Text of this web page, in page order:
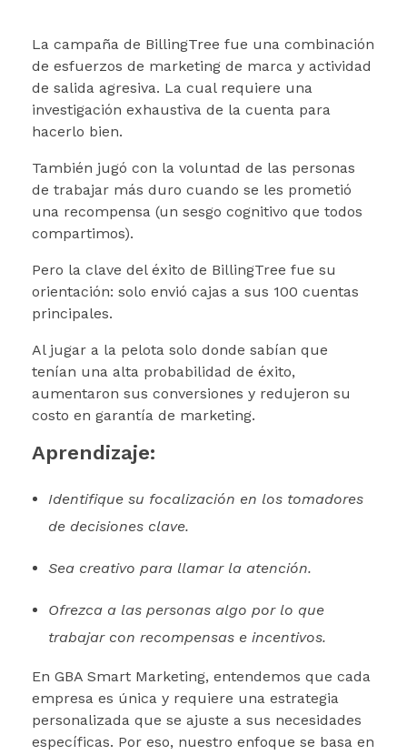
La campaña de BillingTree fue una combinación
de esfuerzos de marketing de marca y actividad
de salida agresiva. La cual requiere una
investigación exhaustiva de la cuenta para
hacerlo bien.
También jugó con la voluntad de las personas
de trabajar más duro cuando se les prometió
una recompensa (un sesgo cognitivo que todos
compartimos).
Pero la clave del éxito de BillingTree fue su
orientación: solo envió cajas a sus 100 cuentas
principales.
Al jugar a la pelota solo donde sabían que
tenían una alta probabilidad de éxito,
aumentaron sus conversiones y redujeron su
costo en garantía de marketing.
Aprendizaje:
Identifique su focalización en los tomadores
de decisiones clave.
Sea creativo para llamar la atención.
Ofrezca a las personas algo por lo que
trabajar con recompensas e incentivos.
En GBA Smart Marketing, entendemos que cada
empresa es única y requiere una estrategia
personalizada que se ajuste a sus necesidades
específicas. Por eso, nuestro enfoque se basa en